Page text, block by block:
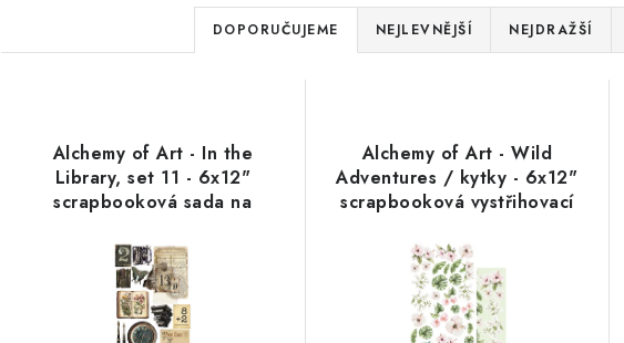
Ř
a
e
n
DOPORUČUJEME NEJLEVNĚJŠÍ NEJDRAŽŠÍ
Alchemy of Art - In the
Library, set 11 - 6x12"
scrapbooková sada na
Alchemy of Art - Wild
Adventures / kytky - 6x12"
scrapbooková vystřihovací